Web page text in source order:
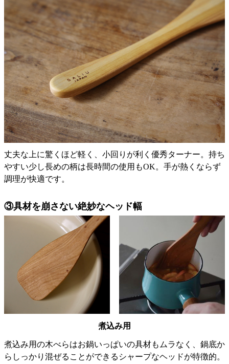
丈夫な上に驚くほど軽く、小回りが利く優秀ターナー。持ち
やすい少し長めの柄は長時間の使用もOK。手が熱くならず
調理が快適です。
③具材を崩さない絶妙なヘッド幅
煮込み用
煮込み用の木べらはお鍋いっぱいの具材もムラなく、鍋底か
らしっかり混ぜることができるシャープなヘッドが特徴的。